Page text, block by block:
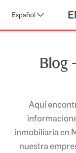
Español
Blog
Aquí
inmobiliaria en
nuestra